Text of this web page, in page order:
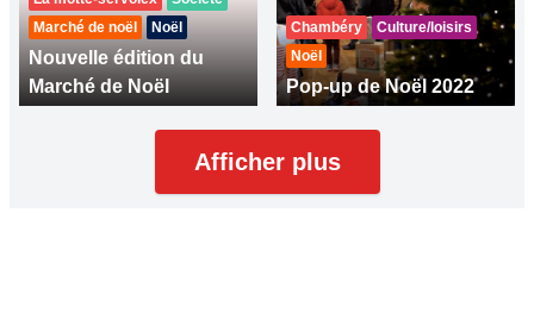
Marché de noël
Noël
Nouvelle édition du
Marché de Noël
Chambéry
Culture/loisirs
Noël
Pop-up de Noël 2022
Afficher plus